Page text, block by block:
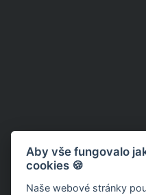
Aby vše fungovalo
cookies 🍪
Naše webové stránky